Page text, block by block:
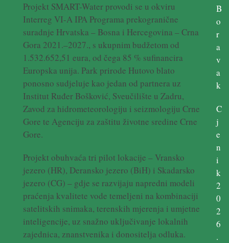
Projekt SMART-Water provodi se u okviru
Interreg VI-A IPA Programa prekogranične
suradnje Hrvatska – Bosna i Hercegovina – Crna
Gora 2021.–2027., s ukupnim budžetom od
1.532.652,51 eura, od čega 85 % sufinancira
Europska unija. Park prirode Hutovo blato
ponosno sudjeluje kao jedan od partnera uz
Institut Ruđer Bošković, Sveučilište u Zadru,
Zavod za hidrometeorologiju i seizmologiju Crne
Gore te Agenciju za zaštitu životne sredine Crne
Gore.
Projekt obuhvaća tri pilot lokacije – Vransko
jezero (HR), Deransko jezero (BiH) i Skadarsko
jezero (CG) – gdje se razvijaju napredni modeli
praćenja kvalitete vode temeljeni na kombinaciji
satelitskih snimaka, terenskih mjerenja i umjetne
inteligencije, uz snažno uključivanje lokalnih
zajednica, znanstvenika i donositelja odluka.
B
o
r
a
v
a
k
C
j
e
n
i
k
2
0
2
6
.